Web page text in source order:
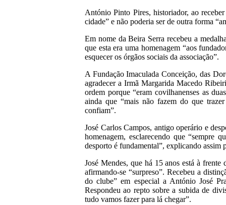
António Pinto Pires, historiador, ao
cidade” e não poderia ser de outra forma
Em nome da Beira Serra recebeu a
que esta era uma homenagem “aos
esquecer os órgãos sociais da associação”.
A Fundação Imaculada Conceição, das
agradecer a Irmã Margarida Macedo
ordem porque “eram covilhanenses as
ainda que “mais não fazem do que
confiam”.
José Carlos Campos, antigo operário e
homenagem, esclarecendo que “sempre
desporto é fundamental”, explicando assim
José Mendes, que há 15 anos está à
afirmando-se “surpreso”. Recebeu a
do clube” em especial a António José
Respondeu ao repto sobre a subida de
tudo vamos fazer para lá chegar”.